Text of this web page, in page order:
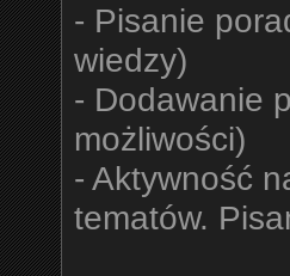
- Pisanie
wiedzy)
- Dodawanie
możliwości)
- Aktywność
tematów.